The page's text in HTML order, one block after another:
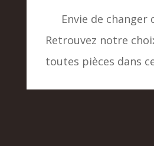
Envie de changer
Retrouvez notre
toutes pièces dans